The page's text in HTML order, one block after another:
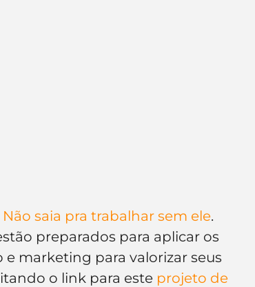
saia pra trabalhar sem ele.
preparados para aplicar os
marketing para valorizar seus
o link para este projeto de